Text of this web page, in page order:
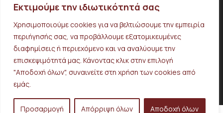
Εκτιμούμε την ιδιωτικότητά σας
Χρησιμοποιούμε cookies για να βελτιώσουμε την εμπειρία
περιήγησής σας, να προβάλλουμε εξατομικευμένες
διαφημίσεις ή περιεχόμενο και να αναλύουμε την
επισκεψιμότητά μας. Κάνοντας κλικ στην επιλογή
"Αποδοχή όλων", συναινείτε στη χρήση των cookies από
εμάς.
Προσαρμογή Απόρριψη όλων Αποδοχή όλων
Παραγγελίες
Στοιχεία λογαριασμού
Όροι Χρήσης
Δευτέρα έως Παρασκευή: 9:00 - 18:00